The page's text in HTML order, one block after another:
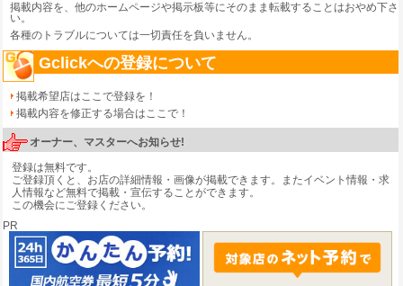
掲載内容を、他のホームページや掲示板等にそのまま転載することはおやめ下さ
い。
各種のトラブルについては一切責任を負いません。
Gclickへの登録について
掲載希望店はここで登録を！
掲載内容を修正する場合はここで！
オーナー、マスターへお知らせ!
登録は無料です。
ご登録頂くと、お店の詳細情報・画像が掲載できます。またイベント情報・求
人情報など無料で掲載・宣伝することができます。
この機会にご登録ください。
PR